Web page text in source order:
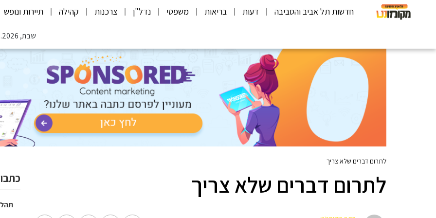
חדשות תל אביב והסביבה דעות בריאות משפטי נדל"ן צרכנות קהילה תיירות ונופש
שבת, 08.08.2026
לתרום דברים שלא צריך
לתרום דברים שלא צריך